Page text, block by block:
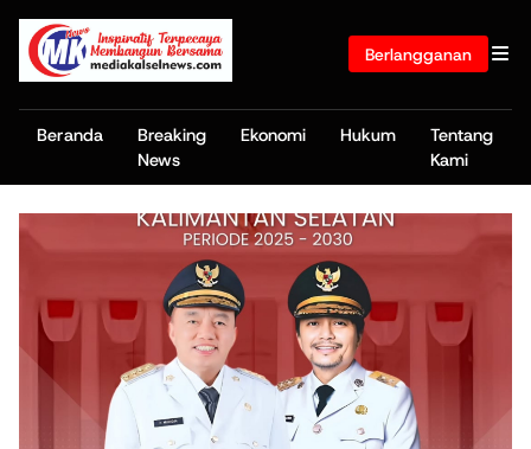
Berlangganan
Beranda
Breaking
News
Ekonomi Hukum
Tentang
Kami